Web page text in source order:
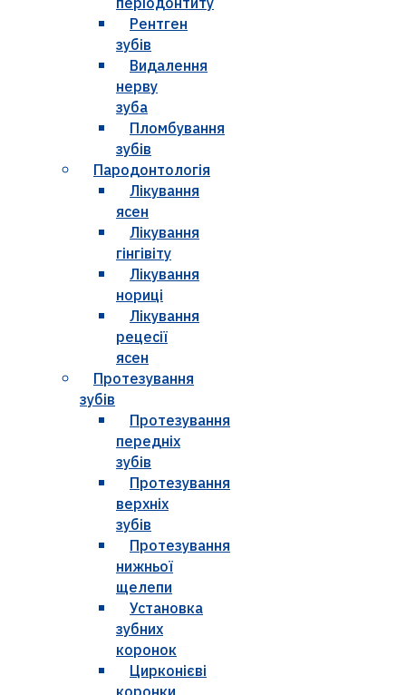
Рентген
зубів
Видалення
нерву
зуба
Пломбування
зубів
Пародонтологія
Лікування
ясен
Лікування
гінгівіту
Лікування
нориці
Лікування
рецесії
ясен
Протезування
зубів
Протезування
передніх
зубів
Протезування
верхніх
зубів
Протезування
нижньої
щелепи
Установка
зубних
коронок
Цирконієві